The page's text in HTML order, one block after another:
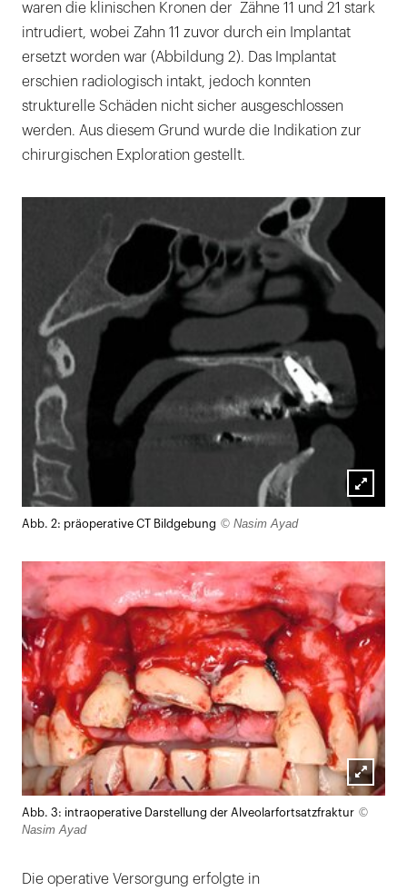
waren die klinischen Kronen der Zähne 11 und 21 stark
intrudiert, wobei Zahn 11 zuvor durch ein Implantat
ersetzt worden war (Abbildung 2). Das Implantat
erschien radiologisch intakt, jedoch konnten
strukturelle Schäden nicht sicher ausgeschlossen
werden. Aus diesem Grund wurde die Indikation zur
chirurgischen Exploration gestellt.
Abb. 2: präoperative CT Bildgebung © Nasim Ayad
öffnen
Abb. 3: intraoperative Darstellung der Alveolarfortsatzfraktur ©
Nasim Ayad
Die operative Versorgung erfolgte in